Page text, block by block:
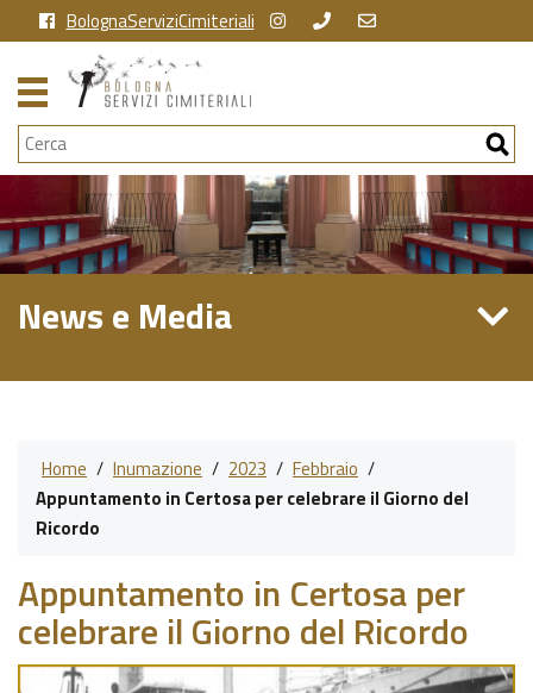
BolognaServiziCimiteriali
Cerca
News e Media
Home / Inumazione / 2023 / Febbraio /
Appuntamento in Certosa per celebrare il Giorno del
Ricordo
Appuntamento in Certosa per
celebrare il Giorno del Ricordo